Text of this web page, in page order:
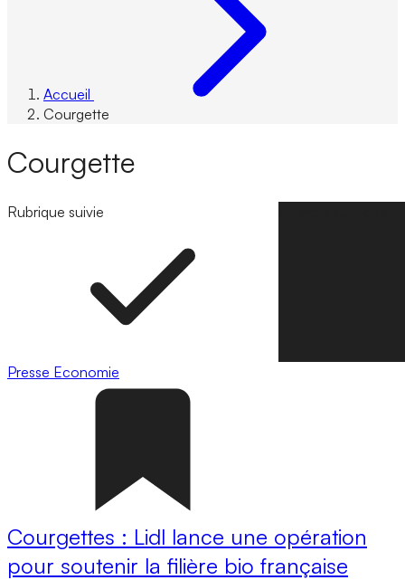
Accueil
Courgette
Courgette
Rubrique suivie
Presse Economie
Courgettes : Lidl lance une opération
pour soutenir la filière bio française